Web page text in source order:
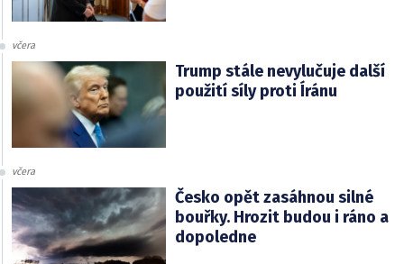
včera
Trump stále nevylučuje další
použití síly proti Íránu
včera
Česko opět zasáhnou silné
bouřky. Hrozit budou i ráno a
dopoledne